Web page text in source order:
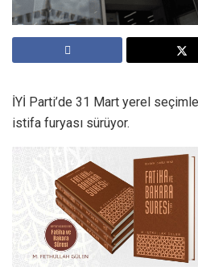
İYİ Parti’de 31 Mart yerel
istifa furyası sürüyor.